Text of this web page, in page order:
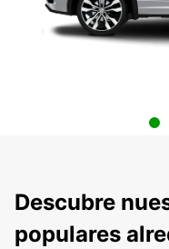
Descubre
populares